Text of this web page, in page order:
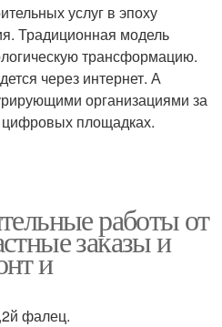
услуг в эпоху
Традиционная модель
трансформацию.
через интернет. А
организациями за
цифровых площадках.
работы от
заказы и
и
фалец.